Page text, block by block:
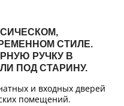
СТИЛЕ.
РУЧКУ В
ПОД СТАРИНУ.
и входных дверей
помещений.